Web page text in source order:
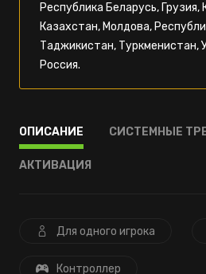
Республика Беларусь, Грузия,
Казахстан, Молдова,
Таджикистан, Туркменистан,
Россия.
ОПИСАНИЕ СИСТЕМНЫЕ
АКТИВАЦИЯ
Для одного игрока
Контроллер